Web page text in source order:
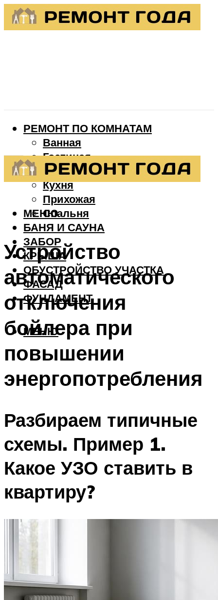
РЕМОНТ ПО КОМНАТАМ
Ванная
Гостиная
Детская
Кухня
Прихожая
Спальня
БАНЯ И САУНА
ЗАБОР
КРЫША
ОБУСТРОЙСТВО УЧАСТКА
ФАСАД
ФУНДАМЕНТ
МЕНЮ
МЕНЮ
Устройство
автоматического
отключения
бойлера при
повышении
энергопотребления
Разбираем типичные
схемы. Пример 1.
Какое УЗО ставить в
квартиру?